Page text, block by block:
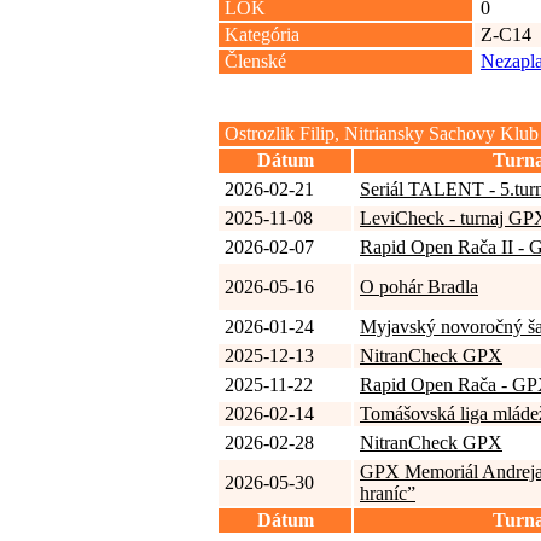
LOK
0
Kategória
Z-C14
Členské
Ostrozlik Filip, Nitriansky Sachovy
Dátum
2026-02-21
Seriál TALENT -
2025-11-08
LeviCheck - turnaj
2026-02-07
Rapid Open Rača II -
2026-05-16
O pohár Bradla
2026-01-24
Myjavský novoročný
2025-12-13
NitranCheck GPX
2025-11-22
Rapid Open Rača -
2026-02-14
Tomášovská liga
2026-02-28
NitranCheck GPX
2026-05-30
GPX Memoriál
hraníc”
Dátum